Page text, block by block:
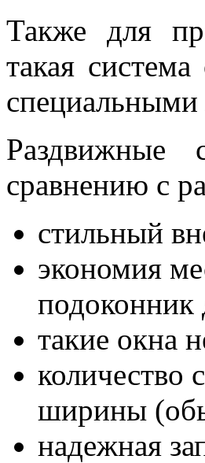
Также для
такая
Раздвижные
сравнению с
стильный
экономия
подоконник
такие окна
количество
ширины
надежная